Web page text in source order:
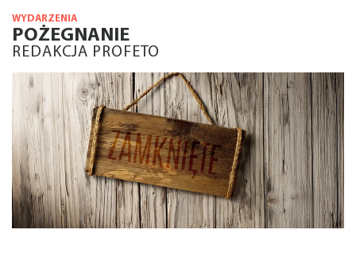
WYDARZENIA
POŻEGNANIE
REDAKCJA PROFETO